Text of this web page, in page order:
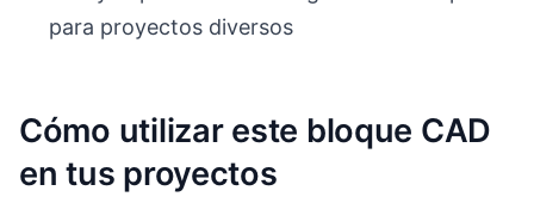
para proyectos diversos
Cómo utilizar este bloque CAD
en tus proyectos